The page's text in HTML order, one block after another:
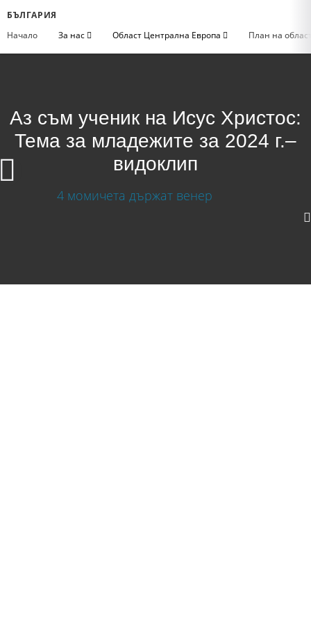
БЪЛГАРИЯ
Начало
За нас Област Централна Европа План на
Аз съм ученик на Исус Христос:
Тема за младежите за 2024 г.–
видоклип